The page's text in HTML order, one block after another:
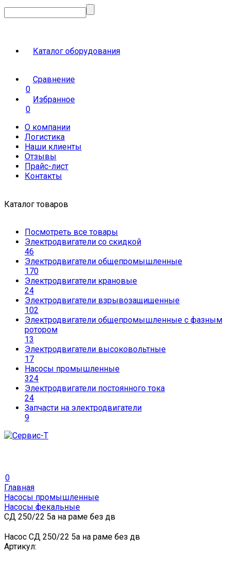
Каталог оборудования
Сравнение
0
Избранное
0
О компании
Логистика
Наши клиенты
Отзывы
Прайс-лист
Контакты
Каталог товаров
Посмотреть все товары
Электродвигатели со скидкой
46
Электродвигатели общепромышленные
170
Электродвигатели крановые
24
Электродвигатели взрывозащищенные
102
Электродвигатели общепромышленные с фазным
ротором
13
Электродвигатели высоковольтные
17
Насосы промышленные
324
Электродвигатели постоянного тока
24
Запчасти на электродвигатели
9
0
Главная
Насосы промышленные
Насосы фекальные
СД 250/22 5а на раме без дв
Насос СД 250/22 5а на раме без дв
Артикул: